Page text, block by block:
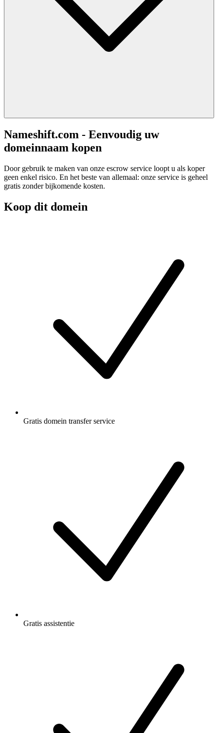
Nameshift.com - Eenvoudig uw
domeinnaam kopen
Door gebruik te maken van onze escrow service loopt u als koper
geen enkel risico. En het beste van allemaal: onze service is geheel
gratis zonder bijkomende kosten.
Koop dit domein
Gratis domein transfer service
Gratis assistentie